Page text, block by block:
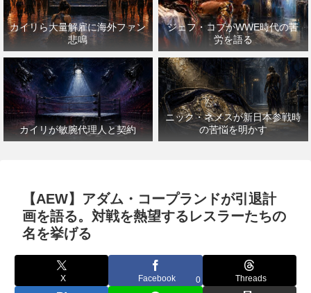
カイリら大量解雇に海外ファン
悲鳴
ジェフ・コブがWWE時代の苦
労を語る
カイリが敏腕代理人と契約
ニック・ネメスが新日本参戦時
の苦悩を明かす
【AEW】アダム・コープランドが引退計
画を語る。対戦を熱望するレスラーたちの
名を挙げる
X Facebook 0 Threads